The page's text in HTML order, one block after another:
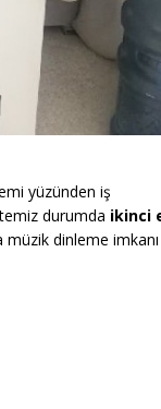
yüzünden iş
durumda ikinci
müzik dinleme